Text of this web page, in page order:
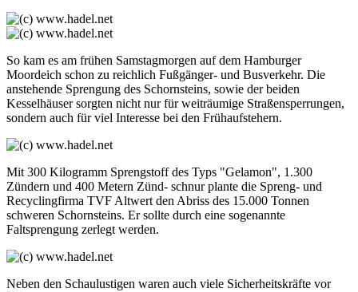
So kam es am frühen Samstagmorgen auf dem Hamburger
Moordeich schon zu reichlich Fußgänger- und Busverkehr. Die
anstehende Sprengung des Schornsteins, sowie der beiden
Kesselhäuser sorgten nicht nur für weiträumige Straßensperrungen,
sondern auch für viel Interesse bei den Frühaufstehern.
Mit 300 Kilogramm Sprengstoff des Typs "Gelamon", 1.300
Zündern und 400 Metern Zünd- schnur plante die Spreng- und
Recyclingfirma TVF Altwert den Abriss des 15.000 Tonnen
schweren Schornsteins. Er sollte durch eine sogenannte
Faltsprengung zerlegt werden.
Neben den Schaulustigen waren auch viele Sicherheitskräfte vor